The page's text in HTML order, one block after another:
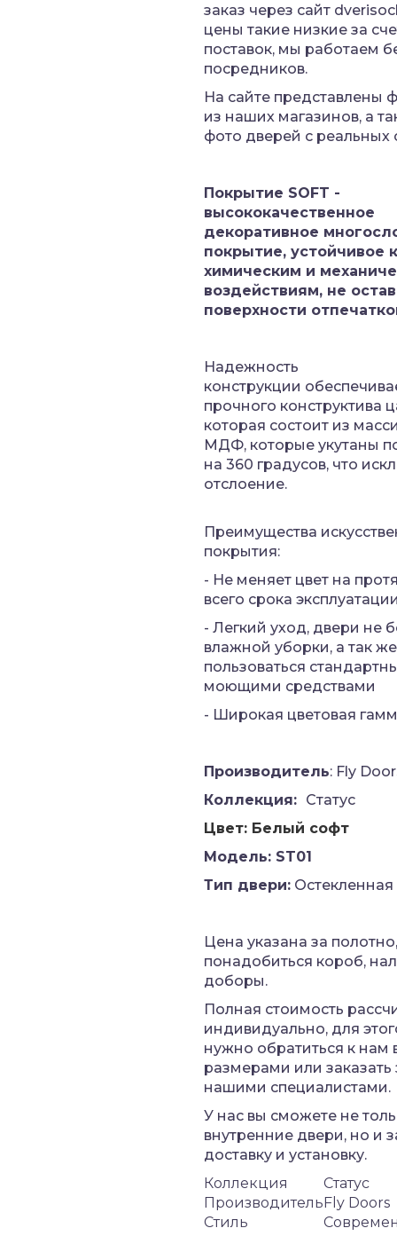
заказ через сайт
цены такие низкие за
поставок, мы работаем
посредников.
На сайте представлены
из наших магазинов, а
фото дверей с реальных
Покрытие SOFT -
высококачественное
декоративное
покрытие, устойчивое к
химическим и
воздействиям, не
поверхности
Надежность
конструкции
прочного конструктива
которая состоит из
МДФ, которые укутаны
на 360 градусов, что
отслоение.
Преимущества
покрытия:
- Не меняет цвет на
всего срока
- Легкий уход, двери не
влажной уборки, а так
пользоваться
моющими средствами
- Широкая цветовая
Производитель: Fly
Коллекция: Статус
Цвет: Белый софт
Модель: ST01
Тип двери:Остекленная
Цена указана за
понадобиться короб,
доборы.
Полная стоимость
индивидуально, для
нужно обратиться к нам
размерами или заказать
нашими специалистами.
У нас вы сможете не
внутренние двери, но и
доставку и установку.
Коллекция
Статус
ПроизводительFly Doors
Стиль